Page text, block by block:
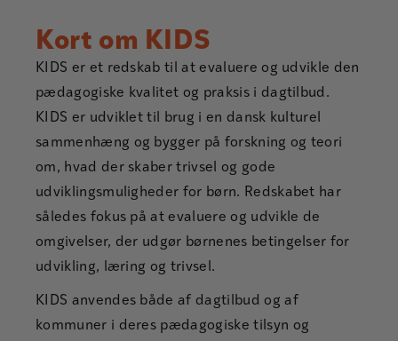
Kort om KIDS
KIDS er et redskab til at evaluere og udvikle den
pædagogiske kvalitet og praksis i dagtilbud.
KIDS er udviklet til brug i en dansk kulturel
sammenhæng og bygger på forskning og teori
om, hvad der skaber trivsel og gode
udviklingsmuligheder for børn. Redskabet har
således fokus på at evaluere og udvikle de
omgivelser, der udgør børnenes betingelser for
udvikling, læring og trivsel.
KIDS anvendes både af dagtilbud og af
kommuner i deres pædagogiske tilsyn og